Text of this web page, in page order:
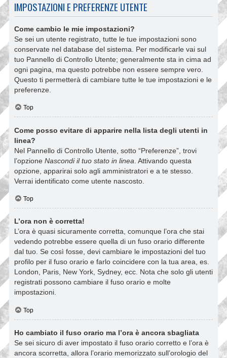
IMPOSTAZIONI E PREFERENZE UTENTE
Come cambio le mie impostazioni?
Se sei un utente registrato, tutte le tue impostazioni sono
conservate nel database del sistema. Per modificarle vai sul
tuo Pannello di Controllo Utente; generalmente sta in cima ad
ogni pagina, ma questo potrebbe non essere sempre vero.
Questo ti permetterà di cambiare tutte le tue impostazioni e le
preferenze.
Top
Come posso evitare di apparire nella lista degli utenti in
linea?
Nel Pannello di Controllo Utente, sotto “Preferenze”, trovi
l’opzione Nascondi il tuo stato in linea . Attivando questa
opzione, apparirai solo agli amministratori e a te stesso.
Verrai identificato come utente nascosto.
Top
L’ora non è corretta!
L’ora è quasi sicuramente corretta, comunque l’ora che stai
vedendo potrebbe essere quella di un fuso orario differente
dal tuo. Se così fosse, devi cambiare le impostazioni del tuo
profilo per il fuso orario e farlo coincidere con la tua area, es.
London, Paris, New York, Sydney, ecc. Nota che solo gli utenti
registrati possono cambiare il fuso orario e molte
impostazioni.
Top
Ho cambiato il fuso orario ma l’ora è ancora sbagliata
Se sei sicuro di aver impostato il fuso orario corretto e l’ora è
ancora scorretta, allora l’orario memorizzato sull’orologio del